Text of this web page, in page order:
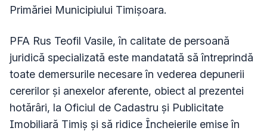
Primăriei Municipiului Timișoara.
PFA Rus Teofil Vasile, în calitate de persoană
juridică specializată este mandatată să întreprindă
toate demersurile necesare în vederea depunerii
cererilor și anexelor aferente, obiect al prezentei
hotărâri, la Oficiul de Cadastru și Publicitate
Imobiliară Timiș și să ridice Încheierile emise în